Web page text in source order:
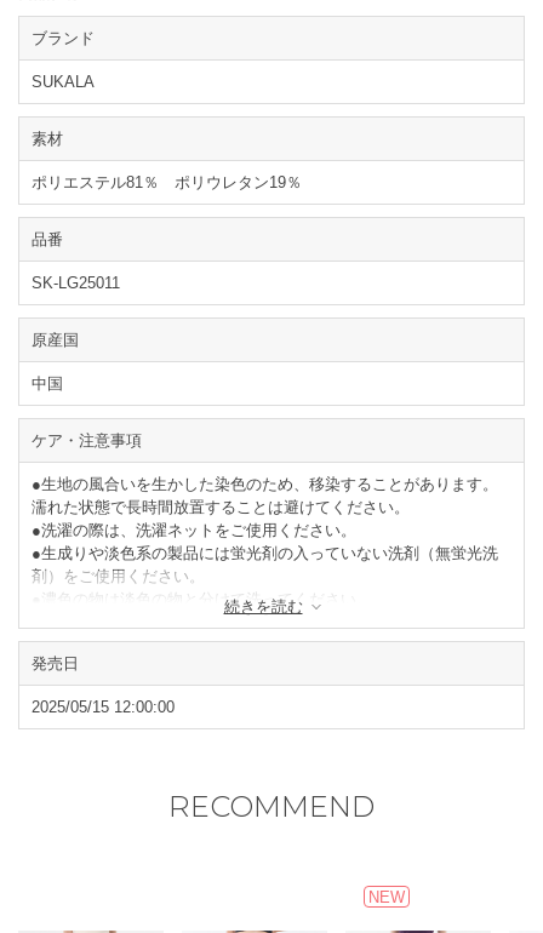
ブランド
SUKALA
素材
ポリエステル81％ ポリウレタン19％
品番
SK-LG25011
原産国
中国
ケア・注意事項
●生地の風合いを生かした染色のため、移染することがあります。
濡れた状態で長時間放置することは避けてください。
●洗濯の際は、洗濯ネットをご使用ください。
●生成りや淡色系の製品には蛍光剤の入っていない洗剤（無蛍光洗
剤）をご使用ください。
●濃色の物は淡色の物と分けて洗ってください。
●タンブラー乾燥はお避けください。
●形を整えて陰干ししてください。
続きを読む
発売日
2025/05/15 12:00:00
RECOMMEND
NEW